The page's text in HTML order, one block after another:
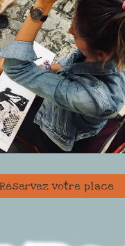
Réservez votre place